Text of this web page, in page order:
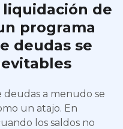
liquidación de
programa
deudas se
deudas a menudo se
un atajo. En
los saldos no